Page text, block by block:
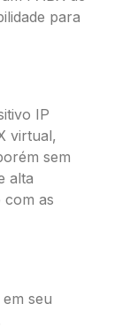
para
IP
virtual,
sem
alta
com as
seu